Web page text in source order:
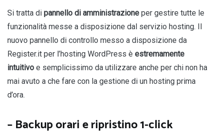
Si tratta di pannello di amministrazione per gestire tutte le
funzionalità messe a disposizione dal servizio hosting. Il
nuovo pannello di controllo messo a disposizione da
Register.it per l’hosting WordPress è estremamente
intuitivo e semplicissimo da utilizzare anche per chi non ha
mai avuto a che fare con la gestione di un hosting prima
d’ora.
– Backup orari e ripristino 1-click